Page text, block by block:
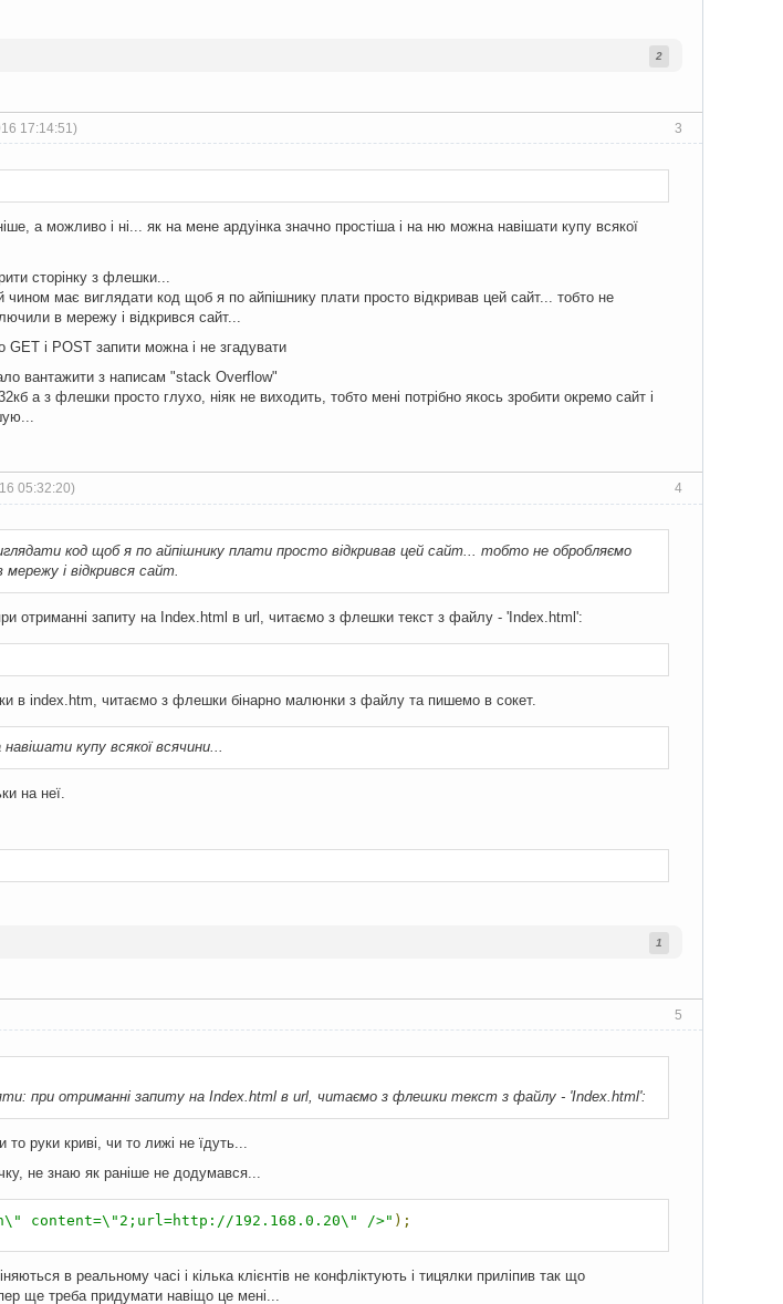
2
3
17:14:51)
а можливо і ні... як на мене ардуінка значно простіша і на ню можна навішати купу всякої
сторінку з флешки...
має виглядати код щоб я по айпішнику плати просто відкривав цей сайт... тобто не
в мережу і відкрився сайт...
GET i POST запити можна і не згадувати
вантажити з написам "stack Overflow"
а з флешки просто глухо, ніяк не виходить, тобто мені потрібно якось зробити окремо сайт і
4
05:32:20)
код щоб я по айпішнику плати просто відкривав цей сайт... тобто не обробляємо
мережу і відкрився сайт.
отриманні запиту на Index.html в url, читаємо з флешки текст з файлу - 'Index.html':
в index.htm, читаємо з флешки бiнарно малюнки з файлу та пишемо в сокет.
купу всякої всячини...
на неї.
1
5
при отриманні запиту на Index.html в url, читаємо з флешки текст з файлу - 'Index.html':
руки криві, чи то лижі не їдуть...
не знаю як раніше не додумався...
content=\"2;url=http://192.168.0.20\" />" );
в реальному часі і кілька клієнтів не конфліктують і тицялки приліпив так що
ще треба придумати навіщо це мені...